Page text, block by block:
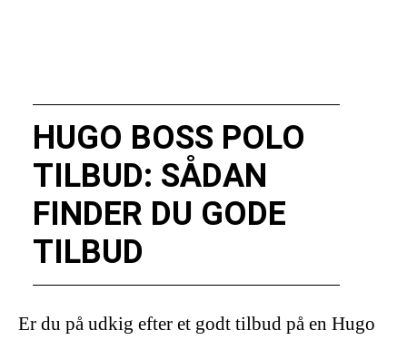
HUGO BOSS POLO
TILBUD: SÅDAN
FINDER DU GODE
TILBUD
Er du på udkig efter et godt tilbud på en Hugo